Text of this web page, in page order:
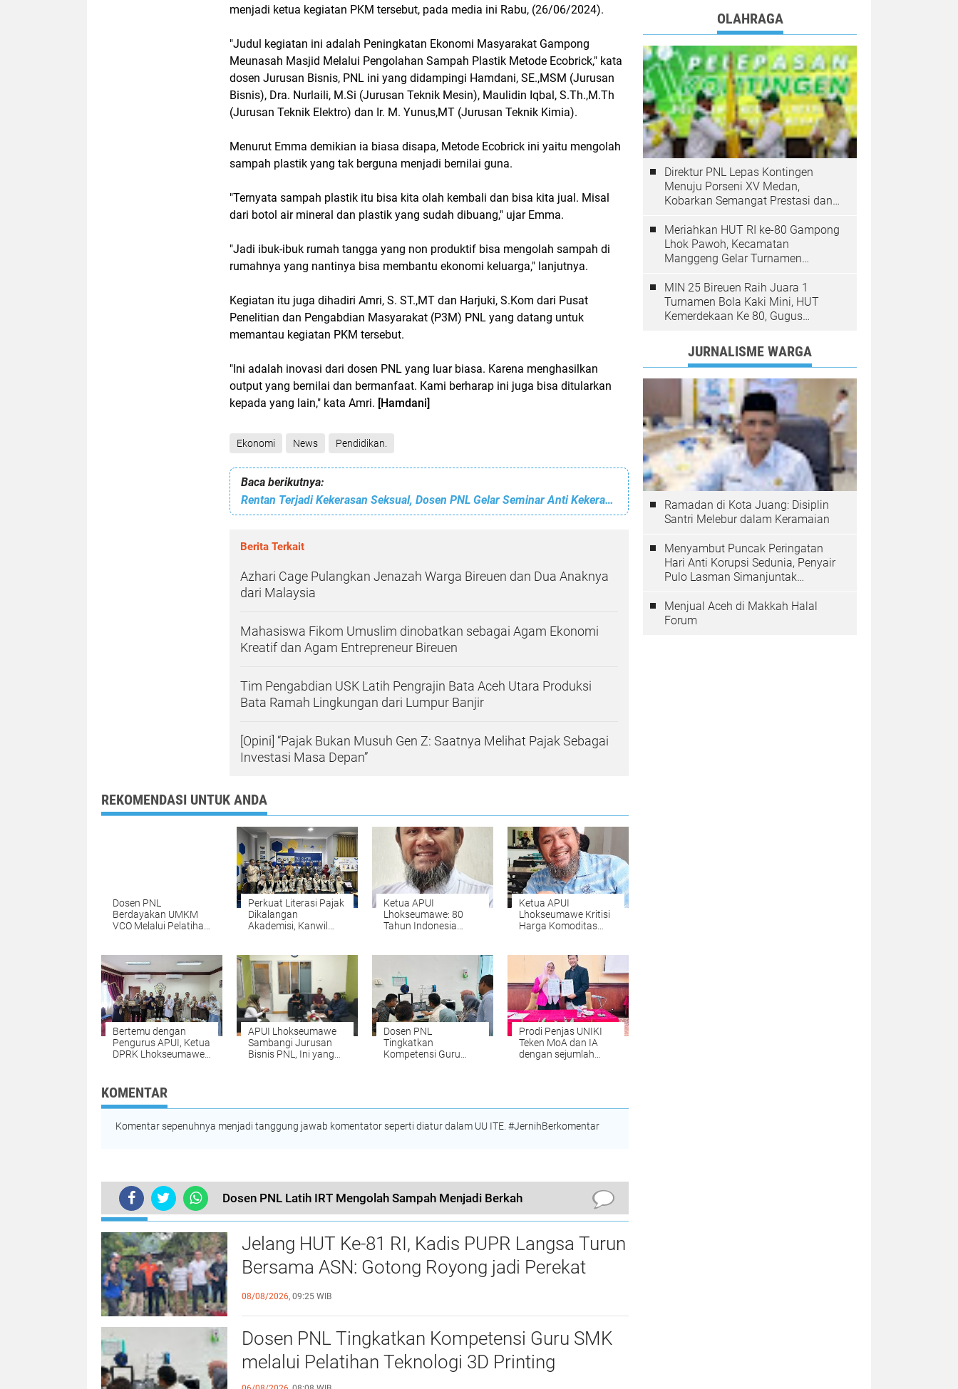
menjadi ketua kegiatan PKM tersebut, pada media ini Rabu, (26/06/2024).
"Judul kegiatan ini adalah Peningkatan Ekonomi Masyarakat Gampong
Meunasah Masjid Melalui Pengolahan Sampah Plastik Metode Ecobrick," kata
dosen Jurusan Bisnis, PNL ini yang didampingi Hamdani, SE.,MSM (Jurusan
Bisnis), Dra. Nurlaili, M.Si (Jurusan Teknik Mesin), Maulidin Iqbal, S.Th.,M.Th
(Jurusan Teknik Elektro) dan Ir. M. Yunus,MT (Jurusan Teknik Kimia).
Menurut Emma demikian ia biasa disapa, Metode Ecobrick ini yaitu mengolah
sampah plastik yang tak berguna menjadi bernilai guna.
"Ternyata sampah plastik itu bisa kita olah kembali dan bisa kita jual. Misal
dari botol air mineral dan plastik yang sudah dibuang," ujar Emma.
"Jadi ibuk-ibuk rumah tangga yang non produktif bisa mengolah sampah di
rumahnya yang nantinya bisa membantu ekonomi keluarga," lanjutnya.
Kegiatan itu juga dihadiri Amri, S. ST.,MT dan Harjuki, S.Kom dari Pusat
Penelitian dan Pengabdian Masyarakat (P3M) PNL yang datang untuk
memantau kegiatan PKM tersebut.
"Ini adalah inovasi dari dosen PNL yang luar biasa. Karena menghasilkan
output yang bernilai dan bermanfaat. Kami berharap ini juga bisa ditularkan
kepada yang lain," kata Amri. [Hamdani]
Ekonomi News Pendidikan.
Baca berikutnya:
Rentan Terjadi Kekerasan Seksual, Dosen PNL Gelar Seminar Anti Kekerasan Seksual
Berita Terkait
Azhari Cage Pulangkan Jenazah Warga Bireuen dan Dua Anaknya
dari Malaysia
Mahasiswa Fikom Umuslim dinobatkan sebagai Agam Ekonomi
Kreatif dan Agam Entrepreneur Bireuen
Tim Pengabdian USK Latih Pengrajin Bata Aceh Utara Produksi
Bata Ramah Lingkungan dari Lumpur Banjir
[Opini] “Pajak Bukan Musuh Gen Z: Saatnya Melihat Pajak Sebagai
Investasi Masa Depan”
REKOMENDASI UNTUK ANDA
Dosen PNL
Berdayakan UMKM
VCO Melalui Pelatihan
Teknologi di Desa
Jambo Timu,
Lhokseumawe
Perkuat Literasi Pajak
Dikalangan
Akademisi, Kanwil
Bisnis PNL
Ketua APUI
Lhokseumawe: 80
Tahun Indonesia
Lhokseumawe Masih
Terpuruk
Ketua APUI
Lhokseumawe Kritisi
Harga Komoditas
Inflasi
Bertemu dengan
Pengurus APUI, Ketua
DPRK Lhokseumawe
UMKM
APUI Lhokseumawe
Sambangi Jurusan
Bisnis PNL, Ini yang
Dosen PNL
Tingkatkan
Kompetensi Guru
Prodi Penjas UNIKI
Teken MoA dan IA
dengan sejumlah
KOMENTAR
Komentar sepenuhnya menjadi tanggung jawab komentator seperti diatur dalam UU ITE. #JernihBerkomentar
Dosen PNL Latih IRT Mengolah Sampah Menjadi Berkah
TERKINI
Jelang HUT Ke-81 RI, Kadis PUPR Langsa Turun
Bersama ASN: Gotong Royong jadi Perekat
Kebersamaan
08/08/2026, 09:25 WIB
Dosen PNL Tingkatkan Kompetensi Guru SMK
melalui Pelatihan Teknologi 3D Printing
OLAHRAGA
Direktur PNL Lepas Kontingen
Menuju Porseni XV Medan,
Kobarkan Semangat Prestasi dan
Meriahkan HUT RI ke-80 Gampong
Lhok Pawoh, Kecamatan
Manggeng Gelar Turnamen
MIN 25 Bireuen Raih Juara 1
Turnamen Bola Kaki Mini, HUT
Kemerdekaan Ke 80, Gugus
JURNALISME WARGA
Ramadan di Kota Juang: Disiplin
Santri Melebur dalam Keramaian
Menyambut Puncak Peringatan
Hari Anti Korupsi Sedunia, Penyair
Pulo Lasman Simanjuntak
Korupsi di Indonesia
Menjual Aceh di Makkah Halal
Forum